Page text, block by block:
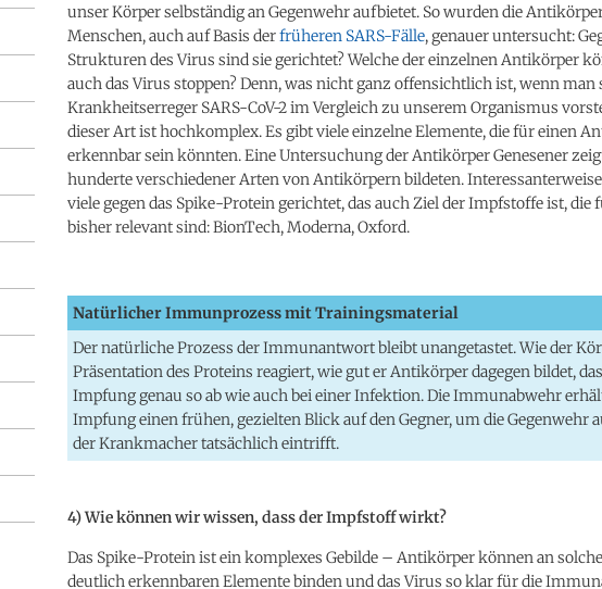
unser Körper selbständig an Gegenwehr aufbietet. So wurden die
Menschen, auch auf Basis derfrüheren SARS-Fälle, genauer untersucht:
Strukturen des Virus sind sie gerichtet? Welche der einzelnen Antikörper
auch das Virus stoppen? Denn, was nicht ganz offensichtlich ist, wenn
Krankheitserreger SARS-CoV-2 im Vergleich zu unserem Organismus
dieser Art ist hochkomplex. Es gibt viele einzelne Elemente, die für einen
erkennbar sein könnten. Eine Untersuchung der Antikörper Genesener
hunderte verschiedener Arten von Antikörpern bildeten.
viele gegen das Spike-Protein gerichtet, das auch Ziel der Impfstoffe ist, die
bisher relevant sind: BionTech, Moderna, Oxford.
Natürlicher Immunprozess mit Trainingsmaterial
Der natürliche Prozess der Immunantwort bleibt unangetastet. Wie der
Präsentation des Proteins reagiert, wie gut er Antikörper dagegen bildet,
Impfung genau so ab wie auch bei einer Infektion. Die Immunabwehr
Impfung einen frühen, gezielten Blick auf den Gegner, um die Gegenwehr
der Krankmacher tatsächlich eintrifft.
4) Wie können wir wissen, dass der Impfstoff wirkt?
Das Spike-Protein ist ein komplexes Gebilde – Antikörper können an
deutlich erkennbaren Elemente binden und das Virus so klar für die